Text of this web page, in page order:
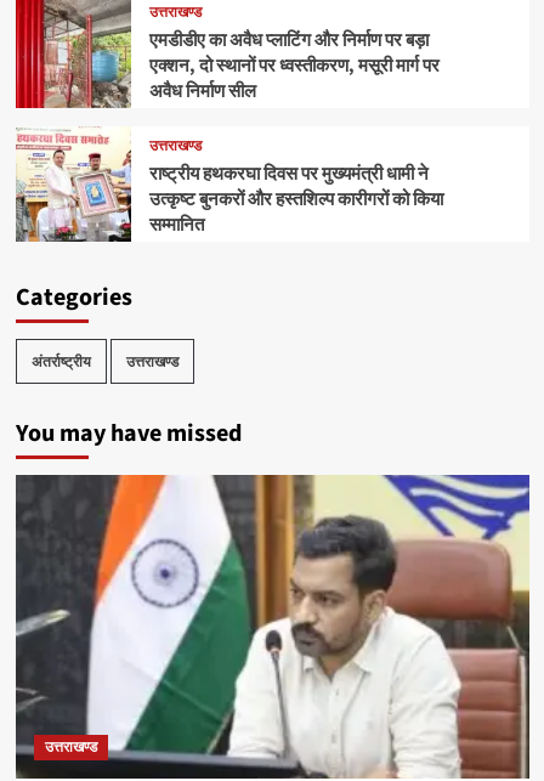
उत्तराखण्ड
एमडीडीए का अवैध प्लाटिंग और निर्माण पर बड़ा
एक्शन, दो स्थानों पर ध्वस्तीकरण, मसूरी मार्ग पर
अवैध निर्माण सील
उत्तराखण्ड
राष्ट्रीय हथकरघा दिवस पर मुख्यमंत्री धामी ने
उत्कृष्ट बुनकरों और हस्तशिल्प कारीगरों को किया
सम्मानित
Categories
अंतर्राष्ट्रीय उत्तराखण्ड
You may have missed
उत्तराखण्ड